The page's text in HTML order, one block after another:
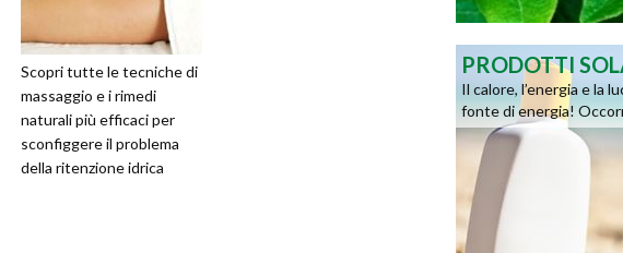
Scopri tutte le tecniche di
massaggio e i rimedi
naturali più efficaci per
sconfiggere il problema
della ritenzione idrica
PRODOTTI
Il calore, l’energia e la
fonte di energia!